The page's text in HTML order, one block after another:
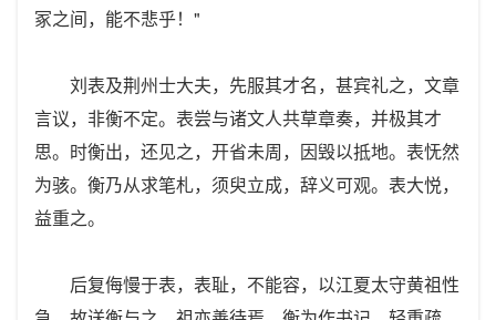
冢之间，能不悲乎！"
刘表及荆州士大夫，先服其才名，甚宾礼之，文章
言议，非衡不定。表尝与诸文人共草章奏，并极其才
思。时衡出，还见之，开省未周，因毁以抵地。表怃然
为骇。衡乃从求笔札，须臾立成，辞义可观。表大悦，
益重之。
后复侮慢于表，表耻，不能容，以江夏太守黄祖性